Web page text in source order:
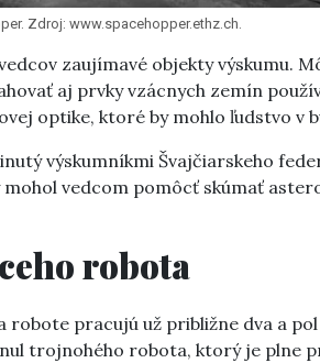
Zdroj: www.spacehopper.ethz.ch.
zaujímavé objekty výskumu.
aj prvky vzácnych zemín
optike, ktoré by mohlo ľudstvo v
výskumníkmi Švajčiarskeho
vedcom pomôcť skúmať
robota
robote pracujú už približne dva a
trojnohého robota, ktorý je plne